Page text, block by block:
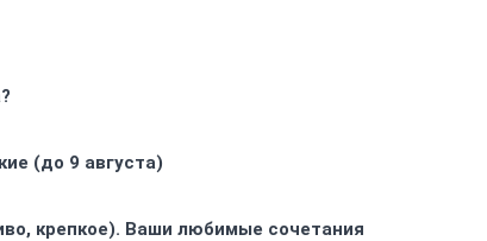
(до 9 августа)
крепкое). Ваши любимые сочетания